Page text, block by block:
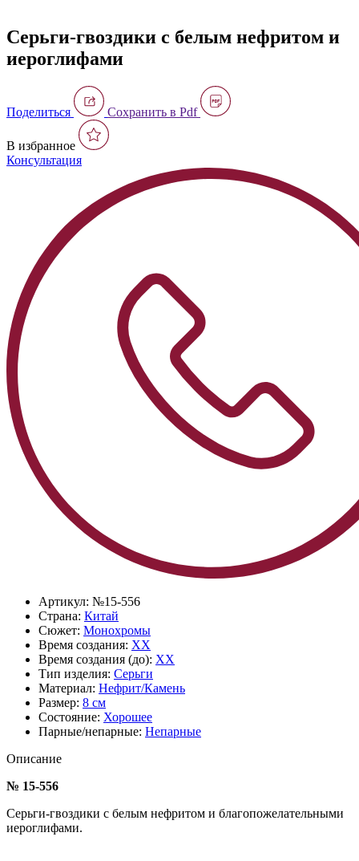
Серьги-гвоздики с белым нефритом и
иероглифами
Поделиться Сохранить в Pdf
В избранное
Консультация
Артикул: №15-556
Страна: Китай
Сюжет: Монохромы
Время создания: XX
Время создания (до): XX
Тип изделия: Серьги
Материал: Нефрит/Камень
Размер: 8 см
Состояние: Хорошее
Парные/непарные: Непарные
Описание
№ 15-556
Серьги-гвоздики с белым нефритом и благопожелательными
иероглифами.